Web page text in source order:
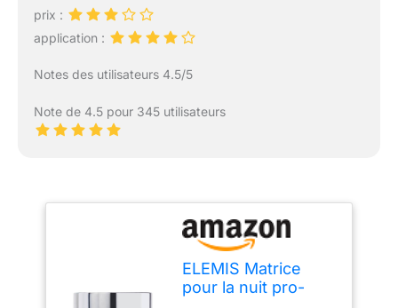
prix :
application :
Notes des utilisateurs 4.5/5
Note de 4.5 pour 345 utilisateurs
ELEMIS Matrice
pour la nuit pro-